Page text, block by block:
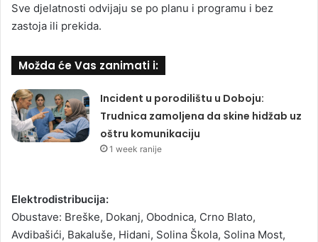
Sve djelatnosti odvijaju se po planu i programu i bez
zastoja ili prekida.
Možda će Vas zanimati i:
Incident u porodilištu u Doboju:
Trudnica zamoljena da skine hidžab uz
oštru komunikaciju
1 week ranije
Elektrodistribucija:
Obustave: Breške, Dokanj, Obodnica, Crno Blato,
Avdibašići, Bakaluše, Hidani, Solina Škola, Solina Most,